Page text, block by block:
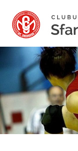
conținut